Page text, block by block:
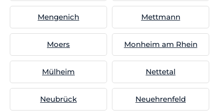
Mengenich Mettmann
Moers Monheim am Rhein
Mülheim Nettetal
Neubrück Neuehrenfeld